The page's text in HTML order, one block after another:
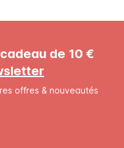
de 10 €
offres & nouveautés